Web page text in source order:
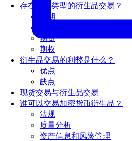
存在哪些类型的衍生品交易？
远期
期货
期权
衍生品交易的利弊是什么？
优点
缺点
现货交易与衍生品交易
谁可以交易加密货币衍生品？
法规
质量分析
资产信息和风险管理